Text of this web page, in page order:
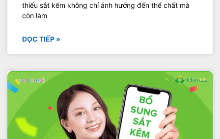
thiếu sắt kẽm không chỉ ảnh hưởng đến thể chất mà
còn làm
ĐỌC TIẾP »